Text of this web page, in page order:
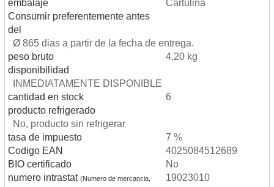
embalaje
Cartulina
Consumir preferentemente antes
del
Ø 865 dias a partir de la fecha de entrega.
peso bruto
4,20 kg
disponibilidad
INMEDIATAMENTE DISPONIBLE
cantidad en stock
6
producto refrigerado
No, producto sin refrigerar
tasa de impuesto
7 %
Codigo EAN
4025084512689
BIO certificado
No
numero intrastat (Numero de mercancia,
19023010